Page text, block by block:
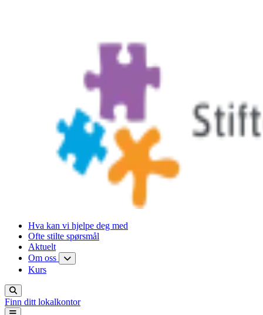
Hva kan vi hjelpe deg med
Ofte stilte spørsmål
Aktuelt
Om oss
Kurs
Finn ditt lokalkontor